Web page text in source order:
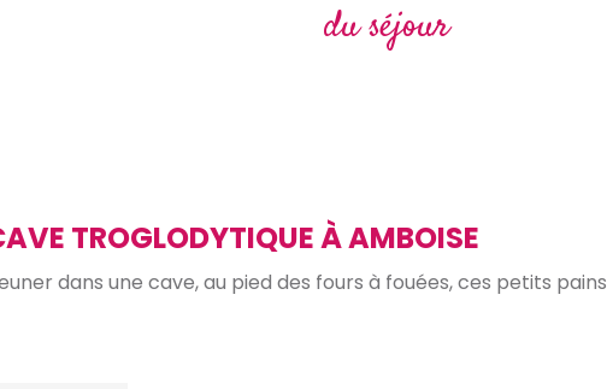
du séjour
TROGLODYTIQUE À AMBOISE
dans une cave, au pied des fours à fouées, ces petits pains